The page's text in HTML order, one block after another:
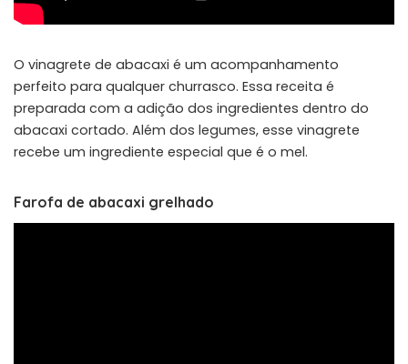
O vinagrete de abacaxi é um acompanhamento
perfeito para qualquer churrasco. Essa receita é
preparada com a adição dos ingredientes dentro do
abacaxi cortado. Além dos legumes, esse vinagrete
recebe um ingrediente especial que é o mel.
Farofa de abacaxi grelhado